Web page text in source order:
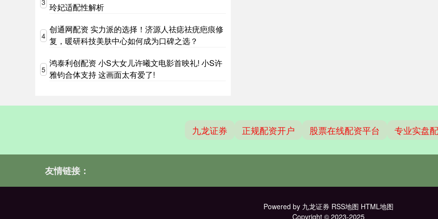
玲妃适配性解析
4
创通网配资 实力派的选择！济源人祛痣祛疣疤痕修
复，暖研科技美肤中心如何成为口碑之选？
5
鸿泰利创配资 小S大女儿许曦文电影首映礼! 小S许
雅钧合体支持 这画面太有爱了!
九龙证券 正规配资开户 股票在线配资平台 专业实盘
友情链接：
Powered by 九龙证券 RSS地图 HTML地图
Copyright © 2023-2025